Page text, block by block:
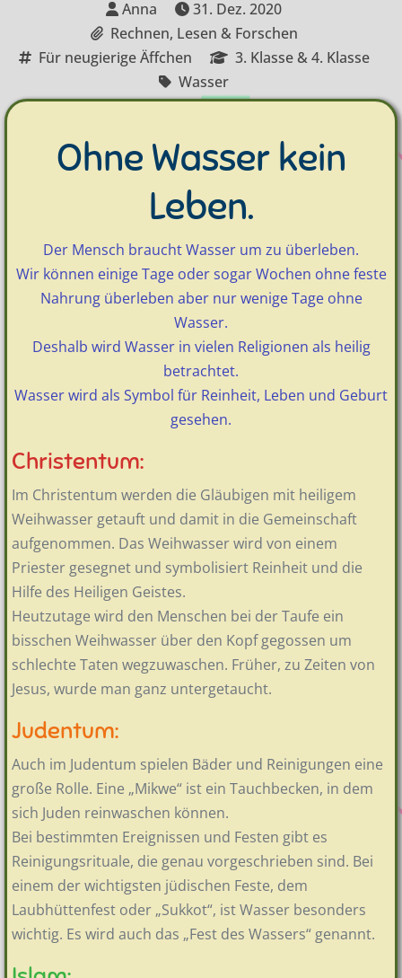
Anna
31. Dez. 2020
Rechnen, Lesen & Forschen
Für neugierige Äffchen
3. Klasse & 4. Klasse
Wasser
Ohne Wasser kein
Leben.
Der Mensch braucht Wasser um zu überleben.
Wir können einige Tage oder sogar Wochen ohne feste
Nahrung überleben aber nur wenige Tage ohne
Wasser.
Deshalb wird Wasser in vielen Religionen als heilig
betrachtet.
Wasser wird als Symbol für Reinheit, Leben und Geburt
gesehen.
Christentum:
Im Christentum werden die Gläubigen mit heiligem
Weihwasser getauft und damit in die Gemeinschaft
aufgenommen. Das Weihwasser wird von einem
Priester gesegnet und symbolisiert Reinheit und die
Hilfe des Heiligen Geistes.
Heutzutage wird den Menschen bei der Taufe ein
bisschen Weihwasser über den Kopf gegossen um
schlechte Taten wegzuwaschen. Früher, zu Zeiten von
Jesus, wurde man ganz untergetaucht.
Judentum:
Auch im Judentum spielen Bäder und Reinigungen eine
große Rolle. Eine „Mikwe“ ist ein Tauchbecken, in dem
sich Juden reinwaschen können.
Bei bestimmten Ereignissen und Festen gibt es
Reinigungsrituale, die genau vorgeschrieben sind. Bei
einem der wichtigsten jüdischen Feste, dem
Laubhüttenfest oder „Sukkot“, ist Wasser besonders
wichtig. Es wird auch das „Fest des Wassers“ genannt.